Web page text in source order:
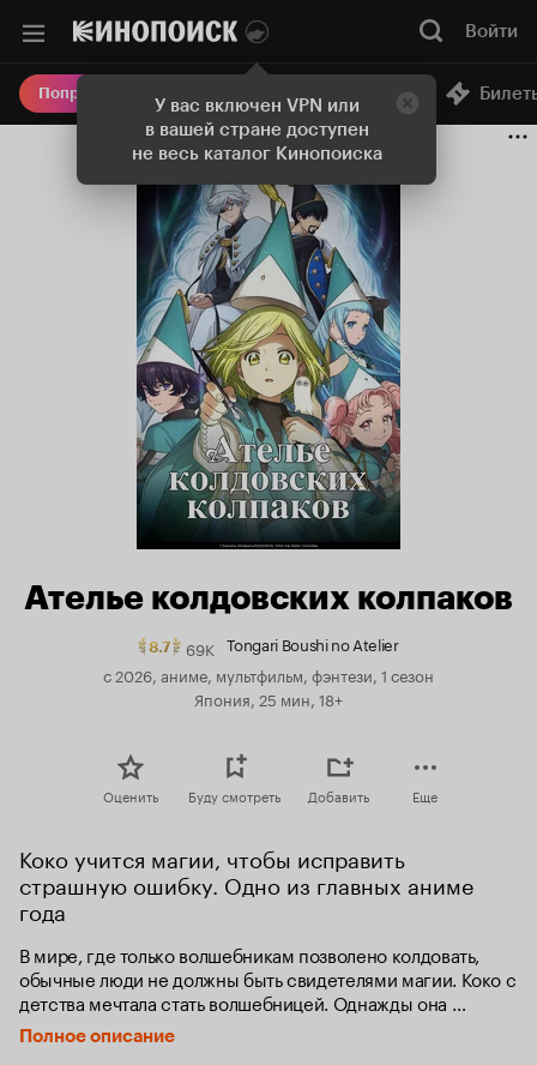
У вас включен VPN или
в вашей стране доступен
не весь каталог Кинопоиска
Войти
Попробовать Плюс Онлайн-кинотеатр
Ателье колдовских колпаков
8.7Рейтинг
69K Tongari Boushi no Atelier
с 2026, аниме, мультфильм, фэнтези, 1 сезон
Япония, 25 мин, 18+
Оценить Буду смотреть Добавить Еще
Коко учится магии, чтобы исправить
страшную ошибку. Одно из главных аниме
года
В мире, где только волшебникам позволено колдовать,
обычные люди не должны быть свидетелями магии. Коко с
детства мечтала стать волшебницей. Однажды она
увидела, как молодой волшебник Кифлий использует
магию, и узнала великую тайну. На самом деле магия
Полное описание